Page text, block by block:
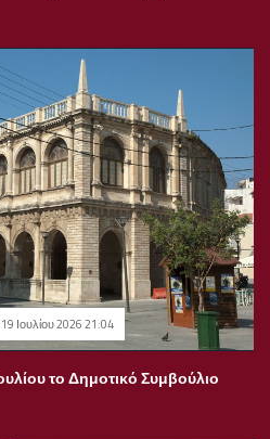
Ιουλίου 2026 21:04
το Δημοτικό Συμβούλιο